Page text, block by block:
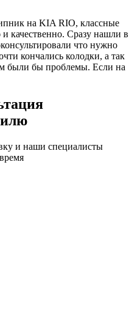
на KIA RIO, классные
и качественно. Сразу нашли в
что нужно
кончались колодки, а так
были бы проблемы. Если на
и наши специалисты